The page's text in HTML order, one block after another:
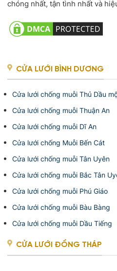
chóng nhất, tận tình nhất và
CỬA LƯỚI BÌNH DƯƠNG
Cửa lưới chống muỗi Thủ Dầu
Cửa lưới chống muỗi Thuận An
Cửa lưới chống muỗi Dĩ An
Cửa lưới chống Muỗi Bến Cát
Cửa lưới chống muỗi Tân Uyên
Cửa lưới chống muỗi Bắc Tân
Cửa lưới chống muỗi Phú Giáo
Cửa lưới chống muỗi Bàu Bàng
Cửa lưới chống muỗi Dầu Tiếng
CỬA LƯỚI ĐỒNG THÁP